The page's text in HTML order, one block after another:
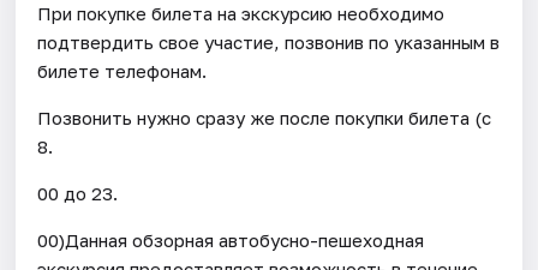
При покупке билета на экскурсию необходимо
подтвердить свое участие, позвонив по указанным в
билете телефонам.
Позвонить нужно сразу же после покупки билета (с
8.
00 до 23.
00)Данная обзорная автобусно-пешеходная